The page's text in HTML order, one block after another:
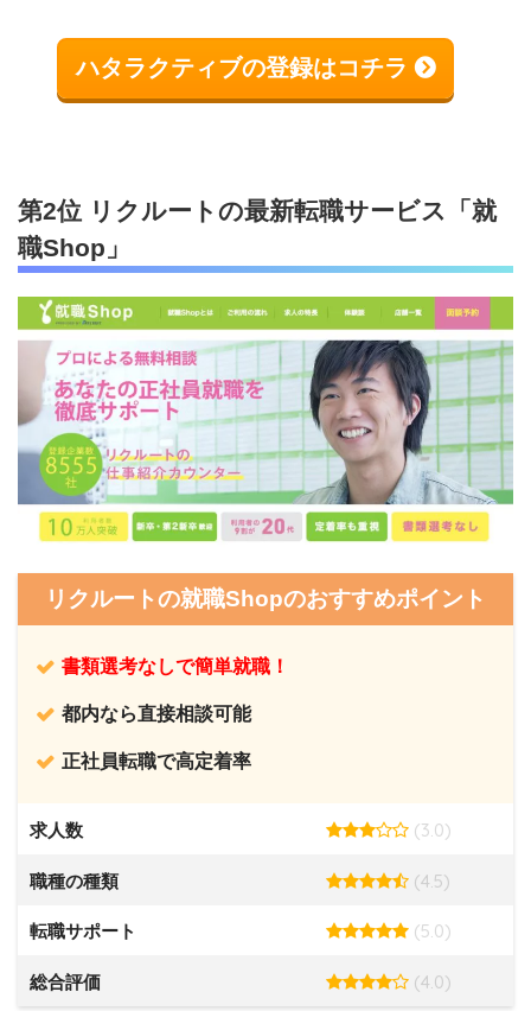
ハタラクティブの登録はコチラ
第2位 リクルートの最新転職サービス「就
職Shop」
リクルートの就職Shopのおすすめポイント
書類選考なしで簡単就職！
都内なら直接相談可能
正社員転職で高定着率
求人数 (3.0)
職種の種類 (4.5)
転職サポート (5.0)
総合評価 (4.0)